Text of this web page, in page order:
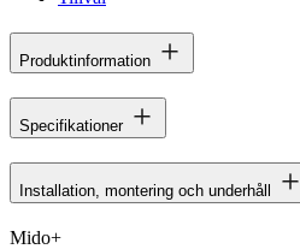
Produktinformation
Specifikationer
Installation, montering och underhåll
Mido+